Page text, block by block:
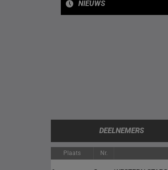
NIEUWS
DEELNEMERS
Plaats Nr.